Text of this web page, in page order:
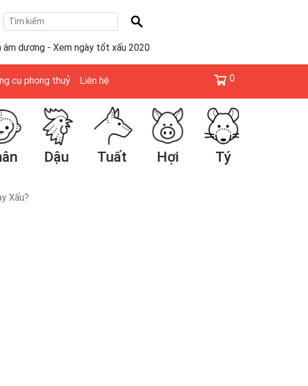
âm dương - Xem ngày tốt xấu 2020
cụ phong thuỷ Liên hệ 0
Dậu Tuất Hợi Tý
Xấu?